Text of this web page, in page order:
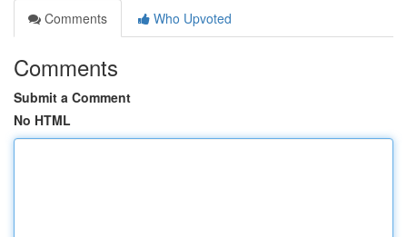
Comments
Who Upvoted
Comments
Submit a Comment
No HTML